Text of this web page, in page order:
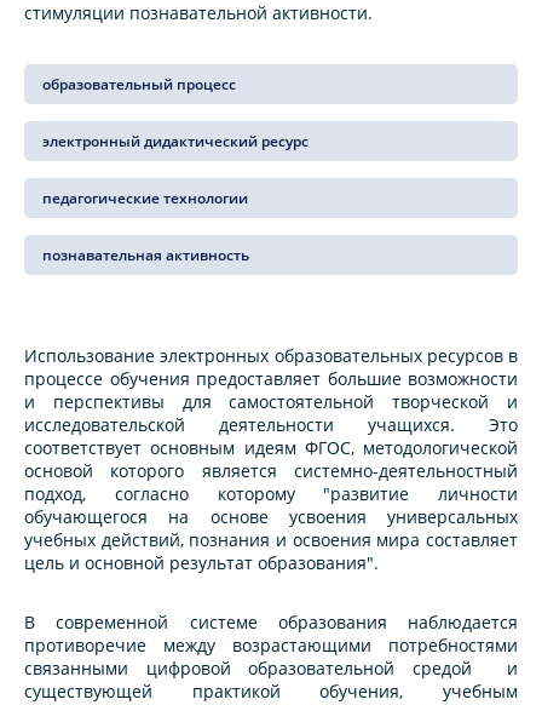
стимуляции познавательной активности.
образовательный процесс
электронный дидактический ресурс
педагогические технологии
познавательная активность
Использование электронных образовательных ресурсов в
процессе обучения предоставляет большие возможности
и перспективы для самостоятельной творческой и
исследовательской деятельности учащихся. Это
соответствует основным идеям ФГОС, методологической
основой которого является системно-деятельностный
подход, согласно которому "развитие личности
обучающегося на основе усвоения универсальных
учебных действий, познания и освоения мира составляет
цель и основной результат образования".
В современной системе образования наблюдается
противоречие между возрастающими потребностями
связанными цифровой образовательной средой и
существующей практикой обучения, учебным